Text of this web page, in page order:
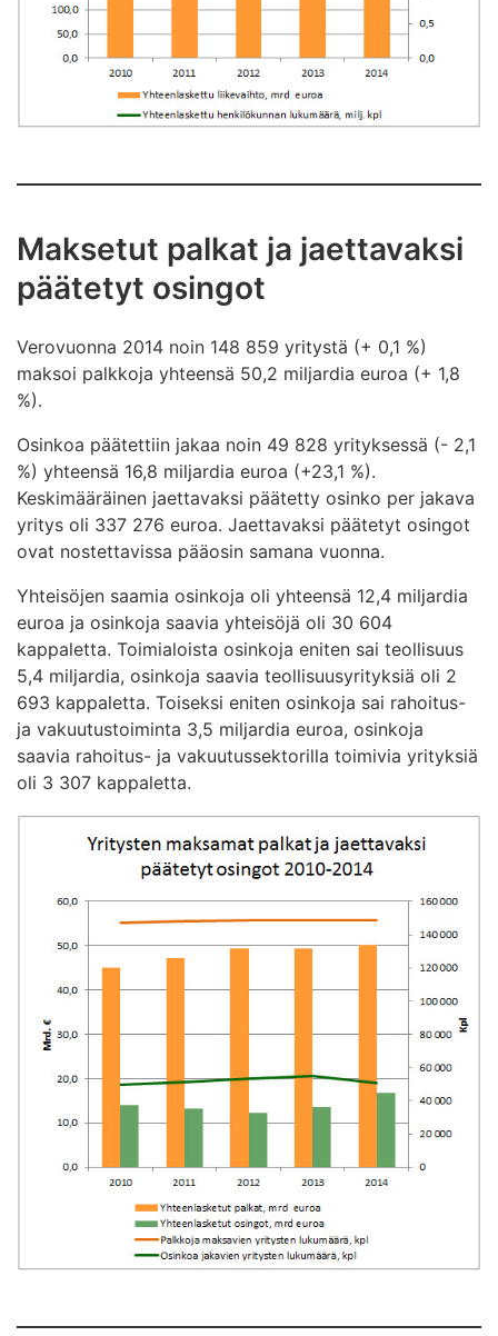
Maksetut palkat ja jaettavaksi
päätetyt osingot
Verovuonna 2014 noin 148 859 yritystä (+ 0,1 %)
maksoi palkkoja yhteensä 50,2 miljardia euroa (+ 1,8
%).
Osinkoa päätettiin jakaa noin 49 828 yrityksessä (- 2,1
%) yhteensä 16,8 miljardia euroa (+23,1 %).
Keskimääräinen jaettavaksi päätetty osinko per jakava
yritys oli 337 276 euroa. Jaettavaksi päätetyt osingot
ovat nostettavissa pääosin samana vuonna.
Yhteisöjen saamia osinkoja oli yhteensä 12,4 miljardia
euroa ja osinkoja saavia yhteisöjä oli 30 604
kappaletta. Toimialoista osinkoja eniten sai teollisuus
5,4 miljardia, osinkoja saavia teollisuusyrityksiä oli 2
693 kappaletta. Toiseksi eniten osinkoja sai rahoitus-
ja vakuutustoiminta 3,5 miljardia euroa, osinkoja
saavia rahoitus- ja vakuutussektorilla toimivia yrityksiä
oli 3 307 kappaletta.